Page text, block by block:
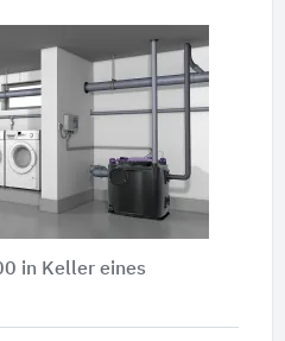
in Keller eines